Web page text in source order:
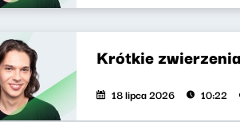
Krótkie
18 lipca 2026 10:22